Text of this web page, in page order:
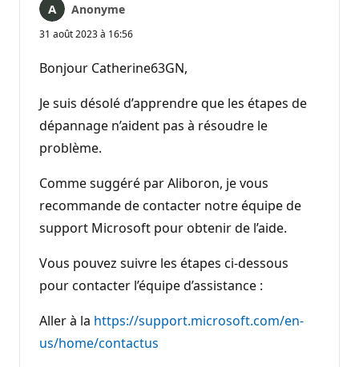
Anonyme
31 août 2023 à 16:56
Bonjour Catherine63GN,
Je suis désolé d’apprendre que les étapes de
dépannage n’aident pas à résoudre le
problème.
Comme suggéré par Aliboron, je vous
recommande de contacter notre équipe de
support Microsoft pour obtenir de l’aide.
Vous pouvez suivre les étapes ci-dessous
pour contacter l’équipe d’assistance :
Aller à la https://support.microsoft.com/en-
us/home/contactus